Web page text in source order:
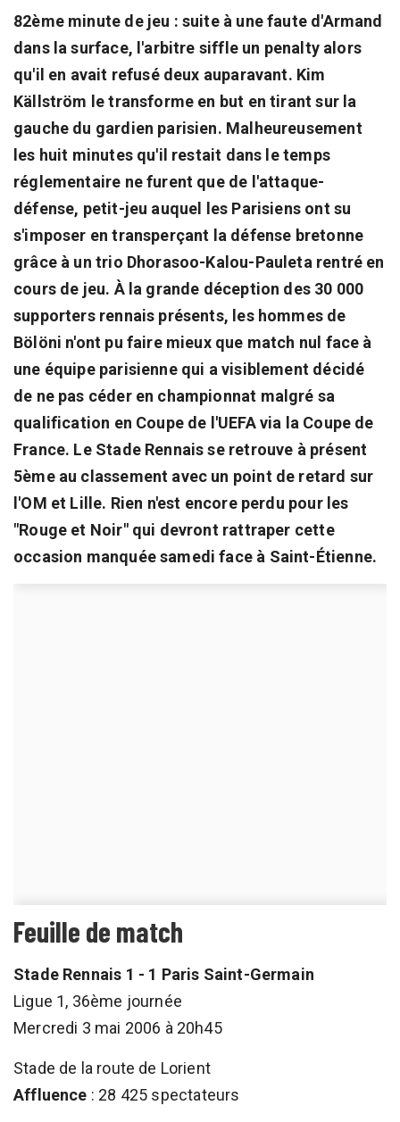
82ème minute de jeu : suite à une faute d'Armand
dans la surface, l'arbitre siffle un penalty alors
qu'il en avait refusé deux auparavant. Kim
Källström le transforme en but en tirant sur la
gauche du gardien parisien. Malheureusement
les huit minutes qu'il restait dans le temps
réglementaire ne furent que de l'attaque-
défense, petit-jeu auquel les Parisiens ont su
s'imposer en transperçant la défense bretonne
grâce à un trio Dhorasoo-Kalou-Pauleta rentré en
cours de jeu. À la grande déception des 30 000
supporters rennais présents, les hommes de
Bölöni n'ont pu faire mieux que match nul face à
une équipe parisienne qui a visiblement décidé
de ne pas céder en championnat malgré sa
qualification en Coupe de l'UEFA via la Coupe de
France. Le Stade Rennais se retrouve à présent
5ème au classement avec un point de retard sur
l'OM et Lille. Rien n'est encore perdu pour les
"Rouge et Noir" qui devront rattraper cette
occasion manquée samedi face à Saint-Étienne.
Feuille de match
Stade Rennais 1 - 1 Paris Saint-Germain
Ligue 1, 36ème journée
Mercredi 3 mai 2006 à 20h45
Stade de la route de Lorient
Affluence : 28 425 spectateurs